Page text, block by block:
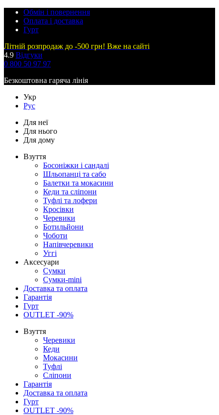
Обмін і повернення
Оплата і доставка
Гурт
Літній розпродаж до -500 грн! Вже на сайті
4.9 Відгуки
0 800 50 97 97
Безкоштовна гаряча лінія
Укр
Рус
Для неї
Для нього
Для дому
Взуття
Босоніжки і сандалі
Шльопанці та сабо
Балетки та мокасини
Кеди та сліпони
Туфлі та лофери
Кросівки
Черевики
Ботильйони
Чоботи
Напівчеревики
Уггі
Аксесуари
Сумки
Сумки-mini
Доставка та оплата
Гарантія
Гурт
OUTLET -90%
Взуття
Черевики
Кеди
Мокасини
Туфлі
Сліпони
Гарантія
Доставка та оплата
Гурт
OUTLET -90%